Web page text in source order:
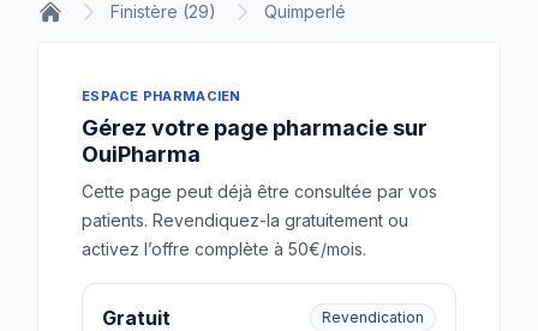
Finistère (29) Quimperlé
ESPACE PHARMACIEN
Gérez votre page pharmacie sur
OuiPharma
Cette page peut déjà être consultée par vos
patients. Revendiquez-la gratuitement ou
activez l’offre complète à 50€/mois.
Gratuit Revendication